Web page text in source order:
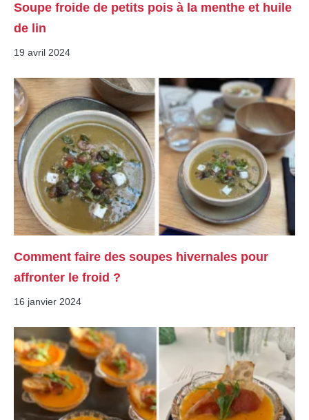
Soupe froide de petits pois à la menthe et huile
de lin
19 avril 2024
Comment faire des soupes hivernales pour
affronter le froid ?
16 janvier 2024